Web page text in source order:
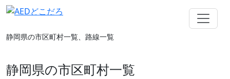
静岡県の市区町村一覧、路線一覧
静岡県の市区町村一覧